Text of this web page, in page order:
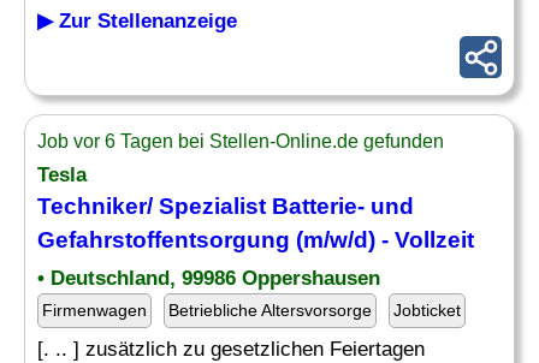
▶ Zur Stellenanzeige
Job vor 6 Tagen bei Stellen-Online.de gefunden
Tesla
Techniker/ Spezialist Batterie- und
Gefahrstoffentsorgung (m/w/d) - Vollzeit
• Deutschland, 99986 Oppershausen
Firmenwagen Betriebliche Altersvorsorge Jobticket
[. .. ] zusätzlich zu gesetzlichen Feiertagen